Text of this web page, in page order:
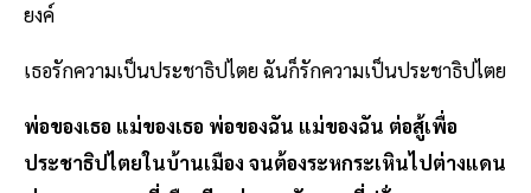
ยงค์
เธอรักความเป็นประชาธิปไตย ฉันก็รักความเป็นประชาธิปไตย
พ่อของเธอ แม่ของเธอ พ่อของฉัน แม่ของฉัน ต่อสู้เพื่อ
ประชาธิปไตยในบ้านเมือง จนต้องระหกระเหินไปต่างแดน